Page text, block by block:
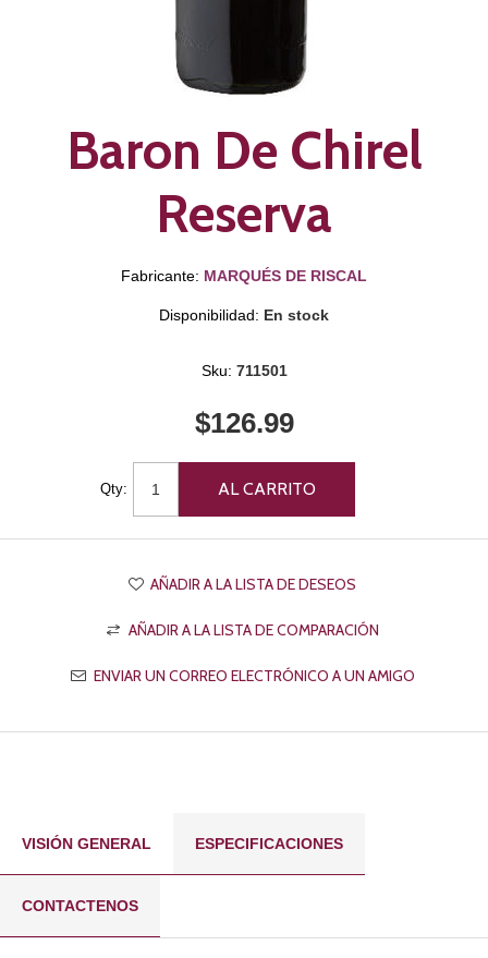
Baron De Chirel
Reserva
Fabricante: MARQUÉS DE RISCAL
Disponibilidad: En stock
Sku: 711501
$126.99
Qty:
VISIÓN GENERAL ESPECIFICACIONES
CONTACTENOS